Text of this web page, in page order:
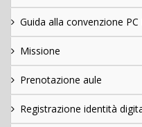
Guida alla convenzione PC
Missione
Prenotazione aule
Registrazione identità